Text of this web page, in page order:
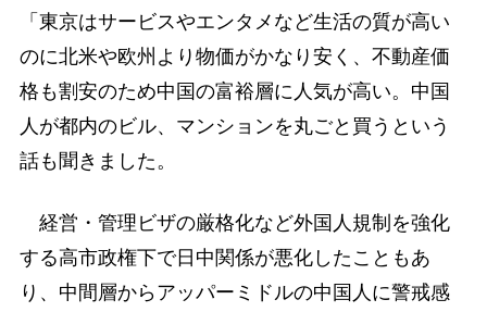
「東京はサービスやエンタメなど生活の質が高い
のに北米や欧州より物価がかなり安く、不動産価
格も割安のため中国の富裕層に人気が高い。中国
人が都内のビル、マンションを丸ごと買うという
話も聞きました。
経営・管理ビザの厳格化など外国人規制を強化
する高市政権下で日中関係が悪化したこともあ
り、中間層からアッパーミドルの中国人に警戒感